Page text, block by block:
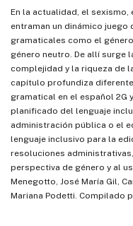
En la actualidad, el
entraman un dinámico
gramaticales como el
género neutro. De allí surge
complejidad y la riqueza de
capítulo profundiza
gramatical en el español 2G
planificado del lenguaje
administración pública o el
lenguaje inclusivo para la
resoluciones
perspectiva de género y al
Menegotto, José María Gil,
Mariana Podetti. Compilado